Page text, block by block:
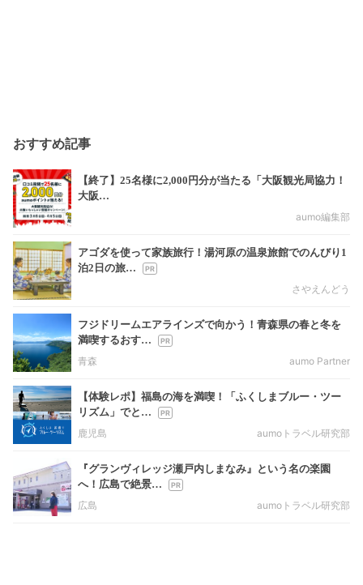
おすすめ記事
【終了】25名様に2,000円分が当たる「大阪観光局協力！
大阪…
aumo編集部
アゴダを使って家族旅行！湯河原の温泉旅館でのんびり1
泊2日の旅…
さやえんどう
フジドリームエアラインズで向かう！青森県の春と冬を
満喫するおす…
青森
aumo Partner
【体験レポ】福島の海を満喫！「ふくしまブルー・ツー
リズム」でと…
鹿児島
aumoトラベル研究部
『グランヴィレッジ瀬戸内しまなみ』という名の楽園
へ！広島で絶景…
広島
aumoトラベル研究部